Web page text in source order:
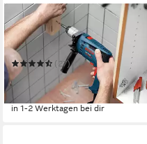
BOSCH PROFESSIONAL
Schlagbohrmaschine GSB 13
RE Professional
(27)
69,99 € UVP107,10 €
-35%
in 1-2 Werktagen bei dir